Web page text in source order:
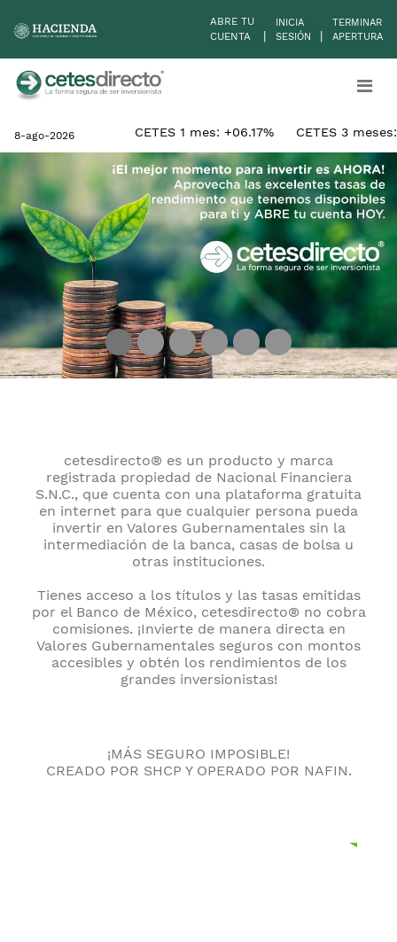
ABRE TU
CUENTA
|
INICIA
SESIÓN
|
TERMINAR
APERTURA
8-ago-2026 CETES 1 mes: +06.17% CETES 3
cetesdirecto® es un producto y marca
registrada propiedad de Nacional Financiera
S.N.C., que cuenta con una plataforma gratuita
en internet para que cualquier persona pueda
invertir en Valores Gubernamentales sin la
intermediación de la banca, casas de bolsa u
otras instituciones.
Tienes acceso a los títulos y las tasas emitidas
por el Banco de México, cetesdirecto® no cobra
comisiones. ¡Invierte de manera directa en
Valores Gubernamentales seguros con montos
accesibles y obtén los rendimientos de los
grandes inversionistas!
¡MÁS SEGURO IMPOSIBLE!
CREADO POR SHCP Y OPERADO POR NAFIN.